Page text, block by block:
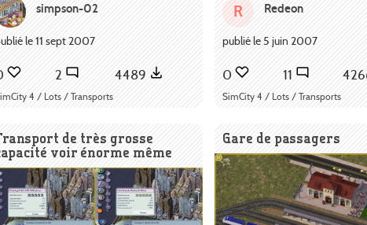
simpson-02
le 11 sept 2007
2 4489
4 / Lots / Transports
R Redeon
publié le 5 juin 2007
0 11
SimCity 4 / Lots / Transports
de très grosse
voir énorme même
Gare de passagers